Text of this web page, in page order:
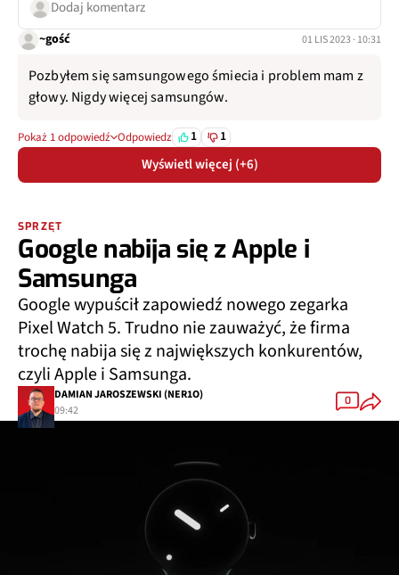
Dodaj komentarz
~gość 01 LIS 2023 · 10:31
Pozbyłem się samsungowego śmiecia i problem mam z
głowy. Nigdy więcej samsungów.
Pokaż 1 odpowiedź Odpowiedz 1 1
Wyświetl więcej (+6)
SPRZĘT
Google nabija się z Apple i
Samsunga
Google wypuścił zapowiedź nowego zegarka
Pixel Watch 5. Trudno nie zauważyć, że firma
trochę nabija się z największych konkurentów,
czyli Apple i Samsunga.
DAMIAN JAROSZEWSKI (NER1O)
09:42
0